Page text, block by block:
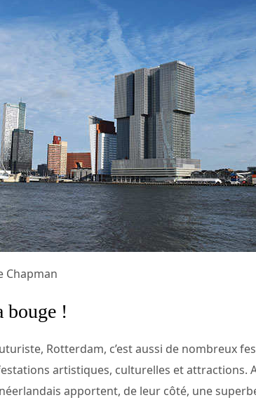
Chapman
bouge !
Rotterdam, c’est aussi de nombreux
artistiques, culturelles et attractions.
apportent, de leur côté, une